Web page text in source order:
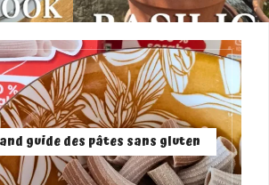
guide des pâtes sans gluten